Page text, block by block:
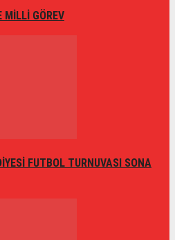
MİLLİ GÖREV
FUTBOL TURNUVASI SONA